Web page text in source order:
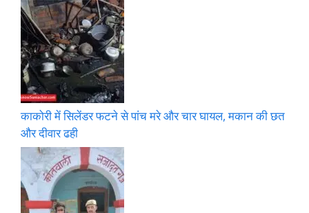
काकोरी में सिलेंडर फटने से पांच मरे और चार घायल, मकान की छत
और दीवार ढही